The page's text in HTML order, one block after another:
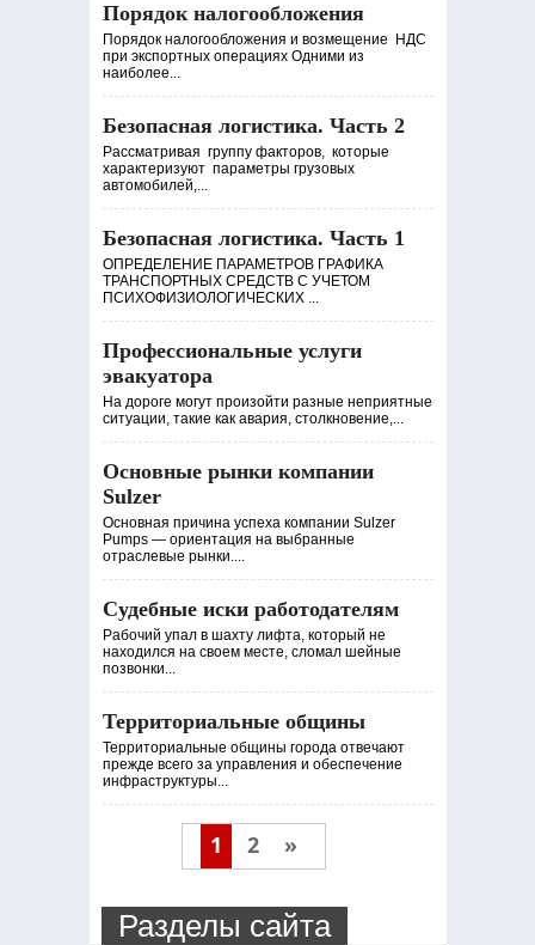
Порядок налогообложения
Порядок налогообложения и возмещение НДС
при экспортных операциях Одними из
наиболее...
Безопасная логистика. Часть 2
Рассматривая группу факторов, которые
характеризуют параметры грузовых
автомобилей,...
Безопасная логистика. Часть 1
ОПРЕДЕЛЕНИЕ ПАРАМЕТРОВ ГРАФИКА
ТРАНСПОРТНЫХ СРЕДСТВ С УЧЕТОМ
ПСИХОФИЗИОЛОГИЧЕСКИХ ...
Профессиональные услуги
эвакуатора
На дороге могут произойти разные неприятные
ситуации, такие как авария, столкновение,...
Основные рынки компании
Sulzer
Основная причина успеха компании Sulzer
Pumps — ориентация на выбранные
отраслевые рынки....
Судебные иски работодателям
Рабочий упал в шахту лифта, который не
находился на своем месте, сломал шейные
позвонки...
Территориальные общины
Территориальные общины города отвечают
прежде всего за управления и обеспечение
инфраструктуры...
1 2 »
Разделы сайта